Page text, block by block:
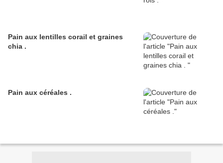
Pain aux lentilles corail et graines
chia .
Pain aux céréales .